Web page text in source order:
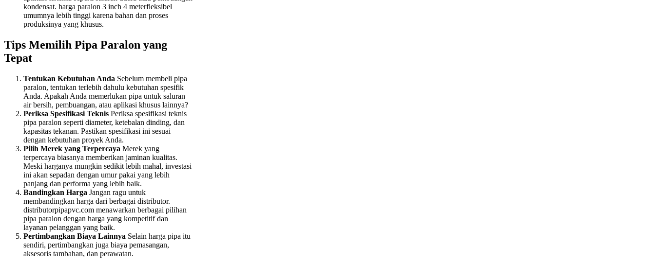
kondensat. harga paralon 3 inch 4 meterfleksibel
umumnya lebih tinggi karena bahan dan proses
produksinya yang khusus.
Tips Memilih Pipa Paralon yang
Tepat
Tentukan Kebutuhan Anda Sebelum membeli pipa
paralon, tentukan terlebih dahulu kebutuhan spesifik
Anda. Apakah Anda memerlukan pipa untuk saluran
air bersih, pembuangan, atau aplikasi khusus lainnya?
Periksa Spesifikasi Teknis Periksa spesifikasi teknis
pipa paralon seperti diameter, ketebalan dinding, dan
kapasitas tekanan. Pastikan spesifikasi ini sesuai
dengan kebutuhan proyek Anda.
Pilih Merek yang Terpercaya Merek yang
terpercaya biasanya memberikan jaminan kualitas.
Meski harganya mungkin sedikit lebih mahal, investasi
ini akan sepadan dengan umur pakai yang lebih
panjang dan performa yang lebih baik.
Bandingkan Harga Jangan ragu untuk
membandingkan harga dari berbagai distributor.
distributorpipapvc.com menawarkan berbagai pilihan
pipa paralon dengan harga yang kompetitif dan
layanan pelanggan yang baik.
Pertimbangkan Biaya Lainnya Selain harga pipa itu
sendiri, pertimbangkan juga biaya pemasangan,
aksesoris tambahan, dan perawatan.